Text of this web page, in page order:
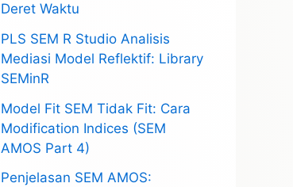
Deret Waktu
PLS SEM R Studio Analisis
Mediasi Model Reflektif: Library
SEMinR
Model Fit SEM Tidak Fit: Cara
Modification Indices (SEM
AMOS Part 4)
Penjelasan SEM AMOS: